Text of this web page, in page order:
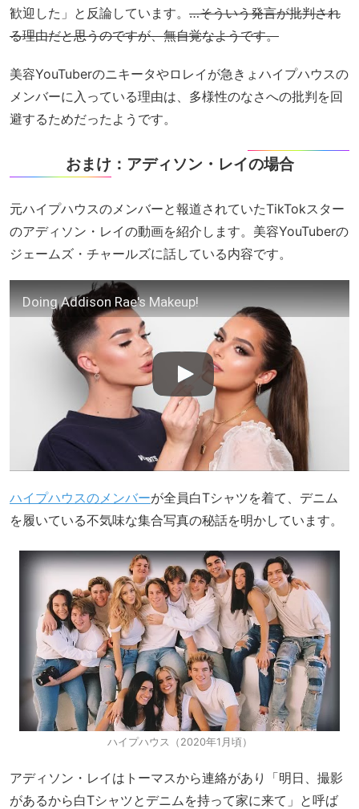
歓迎した」と反論しています。 …そういう発言が批判され
る理由だと思うのですが、無自覚なようです。
美容YouTuberのニキータやロレイが急きょハイプハウスの
メンバーに入っている理由は、多様性のなさへの批判を回
避するためだったようです。
おまけ：アディソン・レイの場合
元ハイプハウスのメンバーと報道されていたTikTokスター
のアディソン・レイの動画を紹介します。美容YouTuberの
ジェームズ・チャールズに話している内容です。
Doing Addison Rae's Makeup!
ハイプハウスのメンバーが全員白Tシャツを着て、デニム
を履いている不気味な集合写真の秘話を明かしています。
ハイプハウス（2020年1月頃）
アディソン・レイはトーマスから連絡があり「明日、撮影
があるから白Tシャツとデニムを持って家に来て」と呼ば